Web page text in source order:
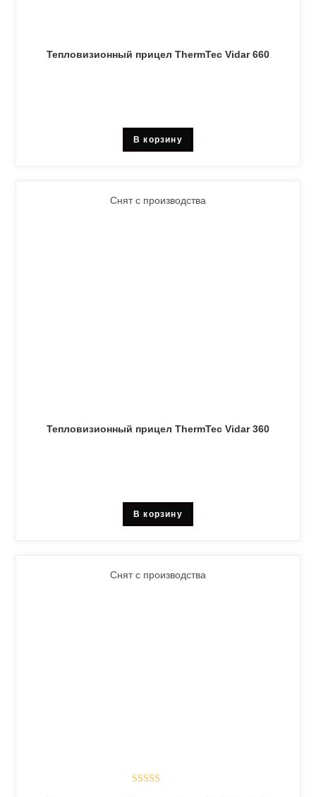
Тепловизионный прицел ThermTec Vidar 660
В корзину
Снят с производства
Тепловизионный прицел ThermTec Vidar 360
В корзину
Снят с производства